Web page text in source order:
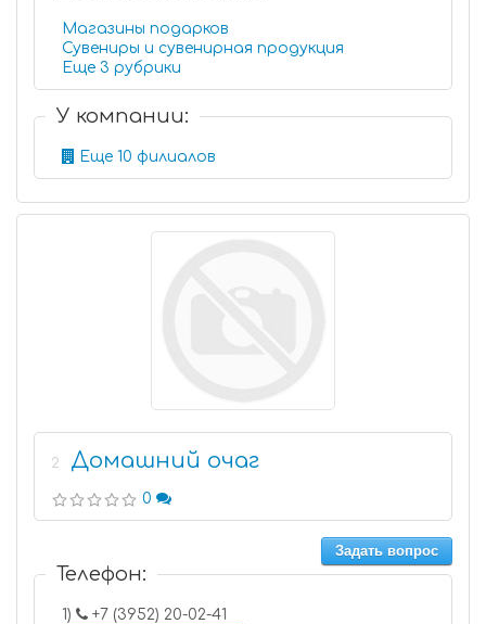
Магазины подарков
Сувениры и сувенирная продукция
Еще 3 рубрики
У компании:
Еще 10 филиалов
2 Домашний очаг
0
Задать вопрос
Телефон:
1)
+7 (3952) 20-02-41